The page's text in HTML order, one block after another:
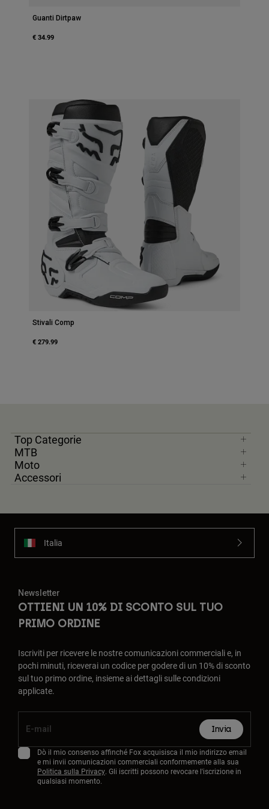
Guanti Dirtpaw
€ 34.99
Stivali Comp
€ 279.99
Top Categorie
MTB
Moto
Accessori
Italia
Newsletter
OTTIENI UN 10% DI SCONTO SUL TUO
PRIMO ORDINE
Iscriviti per ricevere le nostre comunicazioni commerciali e, in
pochi minuti, riceverai un codice per godere di un 10% di sconto
sul tuo primo ordine, insieme ai dettagli sulle condizioni
applicate.
Invia
Dò il mio consenso affinché Fox acquisisca il mio indirizzo email
e mi invii comunicazioni commerciali conformemente alla sua
Politica sulla Privacy. Gli iscritti possono revocare l'iscrizione in
qualsiasi momento.